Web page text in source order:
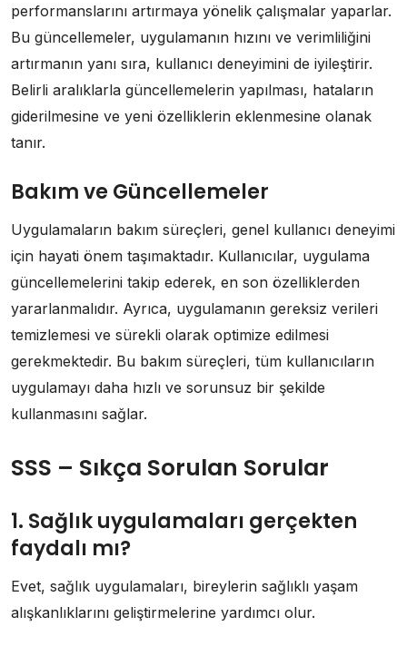
performanslarını artırmaya yönelik çalışmalar yaparlar.
Bu güncellemeler, uygulamanın hızını ve verimliliğini
artırmanın yanı sıra, kullanıcı deneyimini de iyileştirir.
Belirli aralıklarla güncellemelerin yapılması, hataların
giderilmesine ve yeni özelliklerin eklenmesine olanak
tanır.
Bakım ve Güncellemeler
Uygulamaların bakım süreçleri, genel kullanıcı deneyimi
için hayati önem taşımaktadır. Kullanıcılar, uygulama
güncellemelerini takip ederek, en son özelliklerden
yararlanmalıdır. Ayrıca, uygulamanın gereksiz verileri
temizlemesi ve sürekli olarak optimize edilmesi
gerekmektedir. Bu bakım süreçleri, tüm kullanıcıların
uygulamayı daha hızlı ve sorunsuz bir şekilde
kullanmasını sağlar.
SSS – Sıkça Sorulan Sorular
1. Sağlık uygulamaları gerçekten
faydalı mı?
Evet, sağlık uygulamaları, bireylerin sağlıklı yaşam
alışkanlıklarını geliştirmelerine yardımcı olur.